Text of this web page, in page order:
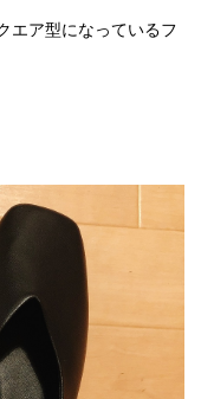
エア型になっているフ